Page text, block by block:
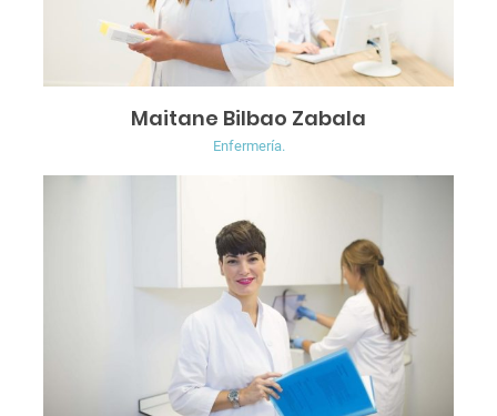
Maitane Bilbao Zabala
Enfermería.